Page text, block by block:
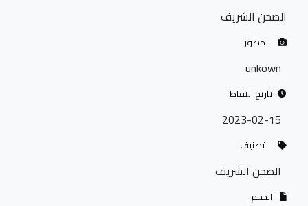
الصحن الشريف
المصور
unkown
تاريخ التقاط
2023-02-15
التصنيف
الصحن الشريف
الحجم